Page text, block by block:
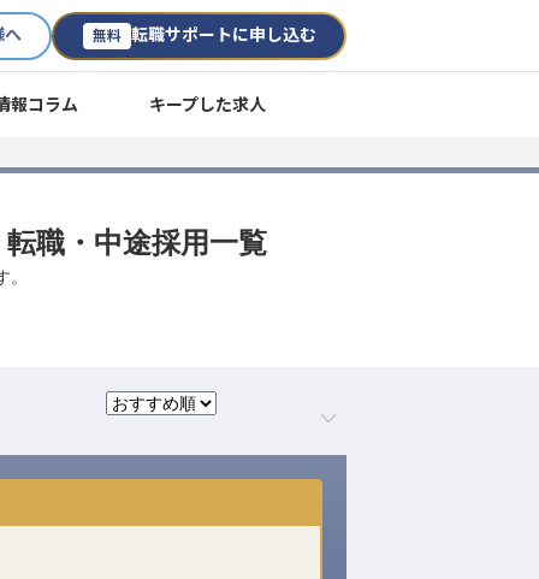
へ 無料 転職サポートに申し込む
報コラム キープした求人
職・中途採用一覧